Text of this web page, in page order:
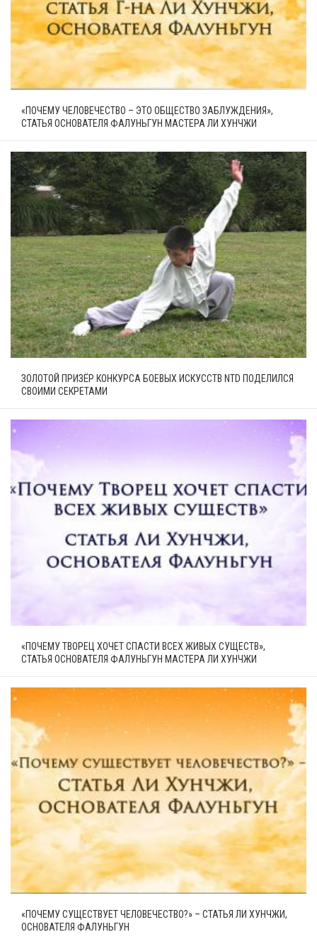
«ПОЧЕМУ ЧЕЛОВЕЧЕСТВО – ЭТО ОБЩЕСТВО ЗАБЛУЖДЕНИЯ»,
СТАТЬЯ ОСНОВАТЕЛЯ ФАЛУНЬГУН МАСТЕРА ЛИ ХУНЧЖИ
ЗОЛОТОЙ ПРИЗЁР КОНКУРСА БОЕВЫХ ИСКУССТВ NTD ПОДЕЛИЛСЯ
СВОИМИ СЕКРЕТАМИ
«ПОЧЕМУ ТВОРЕЦ ХОЧЕТ СПАСТИ ВСЕХ ЖИВЫХ СУЩЕСТВ»,
СТАТЬЯ ОСНОВАТЕЛЯ ФАЛУНЬГУН МАСТЕРА ЛИ ХУНЧЖИ
«ПОЧЕМУ СУЩЕСТВУЕТ ЧЕЛОВЕЧЕСТВО?» – СТАТЬЯ ЛИ ХУНЧЖИ,
ОСНОВАТЕЛЯ ФАЛУНЬГУН